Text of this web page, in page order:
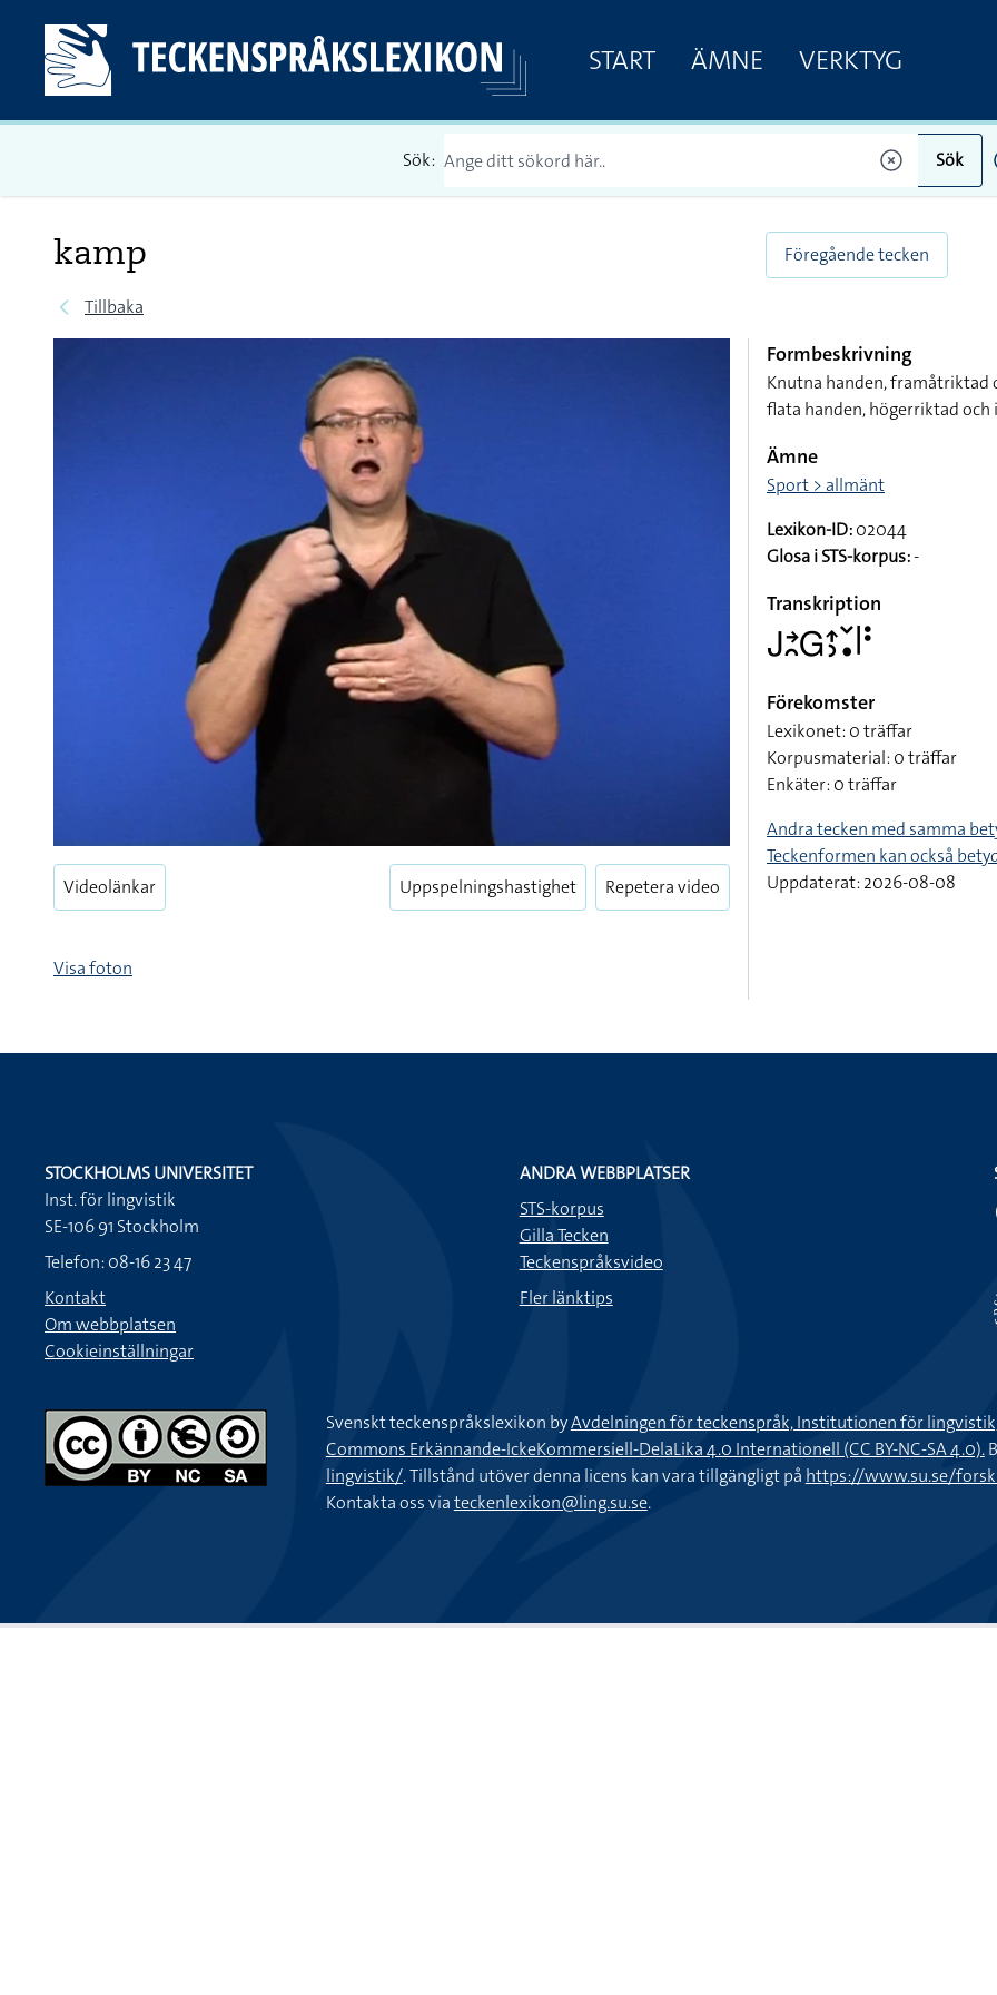
START ÄMNE VERKTYG
Sök: Sök
kamp
Tillbaka
Föregående tecken
Videolänkar Uppspelningshastighet Repetera video
Visa foton
Formbeskrivning
Knutna handen, framåtriktad
flata handen, högerriktad och
Ämne
Sport > allmänt
Lexikon-ID:02044
Glosa i STS-korpus:-
Transkription
􌤢􌥔􌥘􌤦􌤴􌤶􌥧􌥡􌥼􌥻
Förekomster
Lexikonet: 0 träffar
Korpusmaterial: 0 träffar
Enkäter: 0 träffar
Andra tecken med samma
Teckenformen kan också
Uppdaterat: 2026-08-08
STOCKHOLMS UNIVERSITET
Inst. för lingvistik
SE-106 91 Stockholm
Telefon: 08-16 23 47
Kontakt
Om webbplatsen
Cookieinställningar
ANDRA WEBBPLATSER
STS-korpus
Gilla Tecken
Teckenspråksvideo
Fler länktips
Svenskt teckenspråkslexikon byAvdelningen för teckenspråk, Institutionen för
Commons Erkännande-IckeKommersiell-DelaLika 4.0 Internationell (CC BY-NC-SA 4.0).
lingvistik/. Tillstånd utöver denna licens kan vara tillgängligt på https://www.su.se/
Kontakta oss viateckenlexikon@ling.su.se.